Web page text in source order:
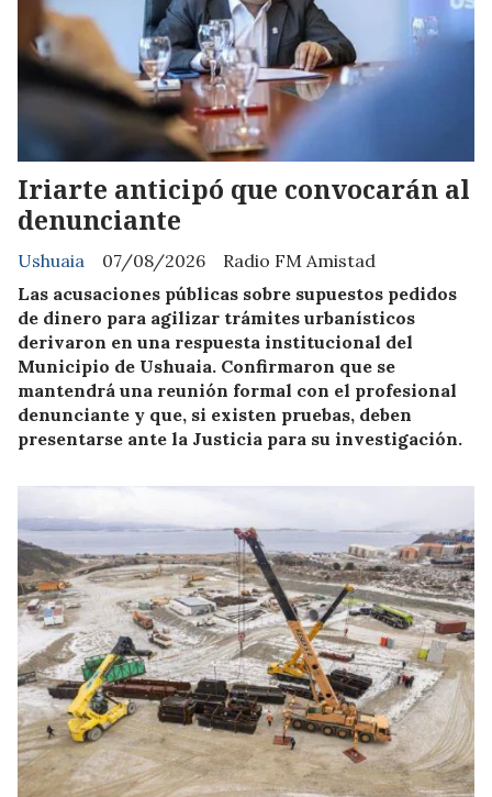
Iriarte anticipó que convocarán al
denunciante
Radio FM Amistad
Ushuaia
07/08/2026
Las acusaciones públicas sobre supuestos pedidos
de dinero para agilizar trámites urbanísticos
derivaron en una respuesta institucional del
Municipio de Ushuaia. Confirmaron que se
mantendrá una reunión formal con el profesional
denunciante y que, si existen pruebas, deben
presentarse ante la Justicia para su investigación.